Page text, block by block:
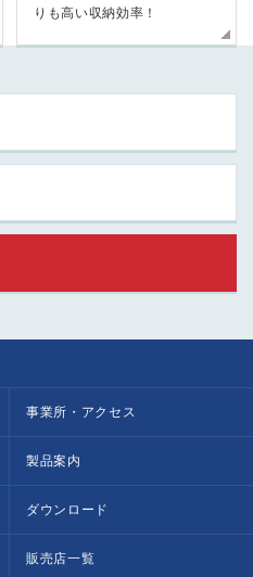
りも高い収納効率！
事業所・アクセス
製品案内
ダウンロード
販売店一覧